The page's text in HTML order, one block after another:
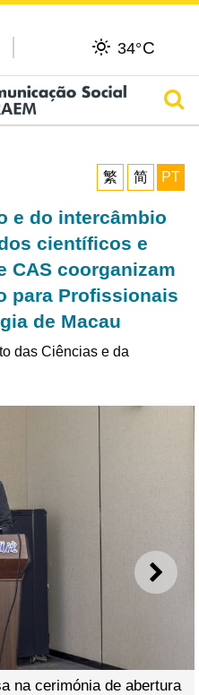
34°C
繁
简 PT
e do intercâmbio
científicos e
CAS coorganizam
para Profissionais
de Macau
das Ciências e da
na cerimónia de abertura